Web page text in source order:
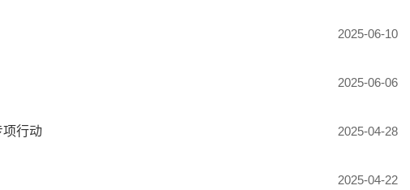
2025-06-10
2025-06-06
2025-04-28
行动
2025-04-22